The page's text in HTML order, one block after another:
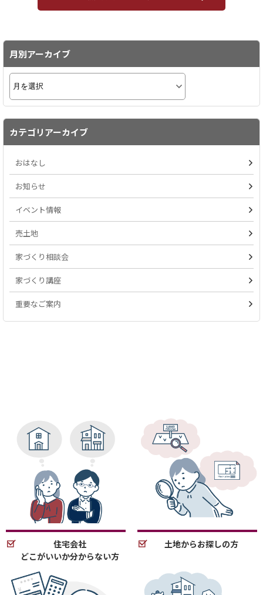
月別アーカイブ
カテゴリアーカイブ
おはなし
お知らせ
イベント情報
売土地
家づくり相談会
家づくり講座
重要なご案内
住宅会社
どこがいいか分からない方
土地からお探しの方